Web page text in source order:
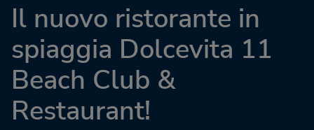
Il nuovo ristorante in
spiaggia Dolcevita 11
Beach Club &
Restaurant!